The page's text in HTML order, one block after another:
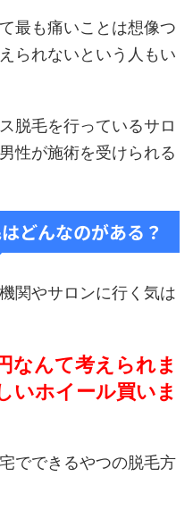
最も痛いことは想像つ
られないという人もい
脱毛を行っているサロ
性が施術を受けられる
どんなのがある？
関やサロンに行く気は
なんて考えられま
いホイール買いま
でできるやつの脱毛方